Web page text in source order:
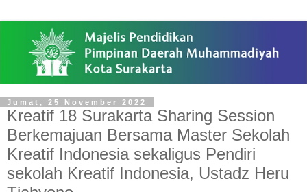
Jumat, 25 November 2022
Kreatif 18 Surakarta Sharing Session
Berkemajuan Bersama Master Sekolah
Kreatif Indonesia sekaligus Pendiri
sekolah Kreatif Indonesia, Ustadz Heru